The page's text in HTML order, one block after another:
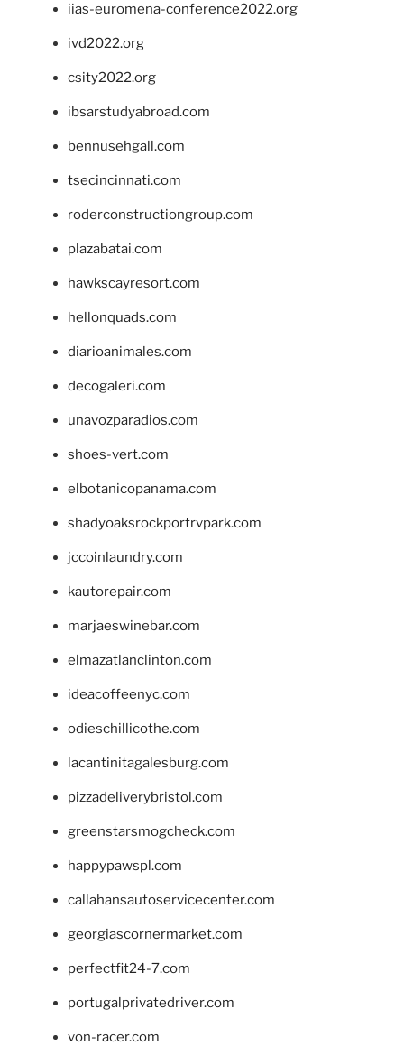
iias-euromena-conference2022.org
ivd2022.org
csity2022.org
ibsarstudyabroad.com
bennusehgall.com
tsecincinnati.com
roderconstructiongroup.com
plazabatai.com
hawkscayresort.com
hellonquads.com
diarioanimales.com
decogaleri.com
unavozparadios.com
shoes-vert.com
elbotanicopanama.com
shadyoaksrockportrvpark.com
jccoinlaundry.com
kautorepair.com
marjaeswinebar.com
elmazatlanclinton.com
ideacoffeenyc.com
odieschillicothe.com
lacantinitagalesburg.com
pizzadeliverybristol.com
greenstarsmogcheck.com
happypawspl.com
callahansautoservicecenter.com
georgiascornermarket.com
perfectfit24-7.com
portugalprivatedriver.com
von-racer.com